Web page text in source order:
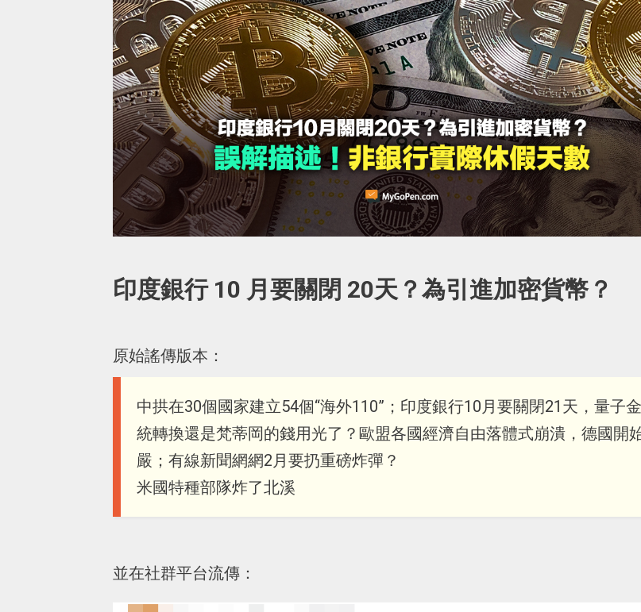
印度銀行 10 月要關閉 20天？為引進加密貨幣？
原始謠傳版本：
中拱在30個國家建立54個“海外110”；印度銀行10月要關閉21天，量子
統轉換還是梵蒂岡的錢用光了？歐盟各國經濟自由落體式崩潰，德國開
嚴；有線新聞網網2月要扔重磅炸彈？
米國特種部隊炸了北溪
並在社群平台流傳：